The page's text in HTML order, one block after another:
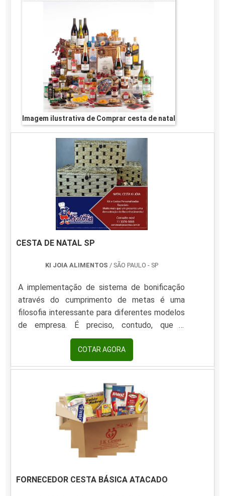
Imagem ilustrativa de Comprar cesta de natal
CESTA DE NATAL SP
KI JOIA ALIMENTOS / SÃO PAULO - SP
A implementação de sistema de bonificação
através do cumprimento de metas é uma
filosofia interessante para diferentes modelos
de empresa. É preciso, contudo, que a
premiação oferecida pelo desempenho
adequado das atividades esteja alinhada com a
expectativa dos colaboradores. Sendo assim,
é baseada na entrega da cesta de Natal SP.
Nestes casos, todo o conteúdo da cesta é
personalizado com itens visados na data
comemorativa, como: Panetones; Espumante.
COTAR AGORA
FORNECEDOR CESTA BÁSICA ATACADO